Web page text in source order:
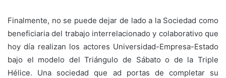
Finalmente, no se puede dejar de lado a la Sociedad como
beneficiaria del trabajo interrelacionado y colaborativo que
hoy día realizan los actores Universidad-Empresa-Estado
bajo el modelo del Triángulo de Sábato o de la Triple
Hélice. Una sociedad que ad portas de completar su